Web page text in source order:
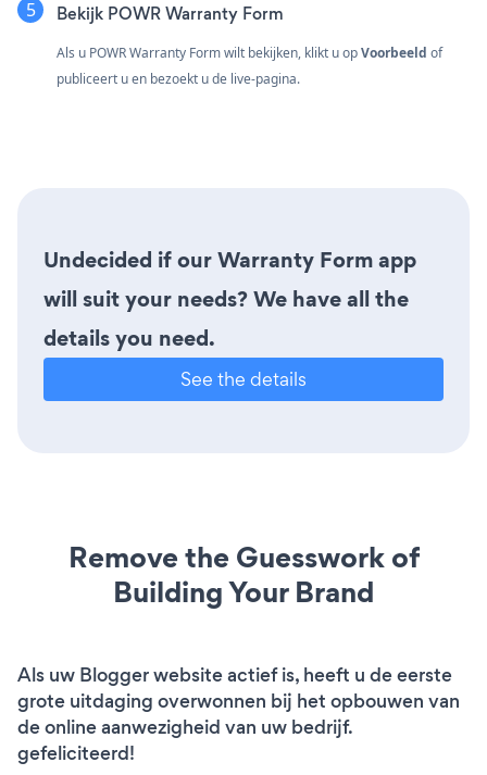
Bekijk POWR Warranty Form
Als u POWR Warranty Form wilt bekijken, klikt u opVoorbeeld of
publiceert u en bezoekt u de live-pagina.
Undecided if our Warranty Form app
will suit your needs? We have all the
details you need.
See the details
Remove the Guesswork of
Building Your Brand
Als uw Blogger website actief is, heeft u de eerste
grote uitdaging overwonnen bij het opbouwen van
de online aanwezigheid van uw bedrijf.
gefeliciteerd!